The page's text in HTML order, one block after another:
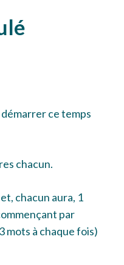
ce temps
chacun.
chacun aura, 1
par
mots à chaque fois)